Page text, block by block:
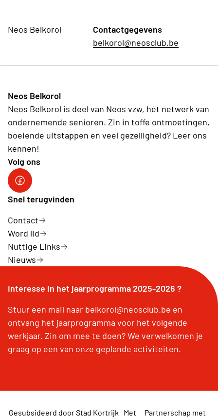
Neos Belkorol
Contactgegevens
belkorol@neosclub.be
Neos Belkorol
Neos Belkorol is deel van Neos vzw, hét netwerk van
ondernemende senioren. Zin in toffe ontmoetingen,
boeiende uitstappen en veel gezelligheid? Leer ons
kennen!
Volg ons
Snel terugvinden
Contact
Word lid
Nuttige Links
Nieuws
Interesse in het jaarprogramma 2025-2026 ?
Stuur een mail naar belkorol@neosclub.be en
ontvang het jaarprogramma voor het volgende
werkjaar. Zin om mee te doen? We verwelkomen je
graag op een van onze geplande activiteiten.
Gesubsideerd door Stad Kortrijk Met Partnerschap met